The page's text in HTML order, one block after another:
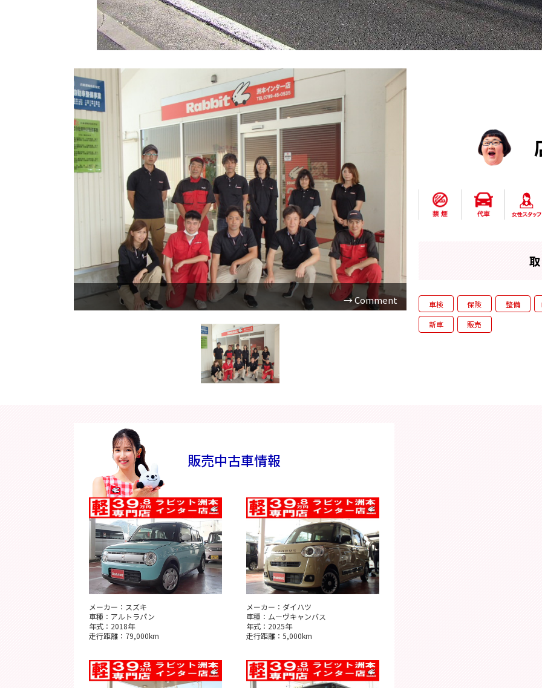
車検 保険 整備
新車
販売
販売中古車情報
メーカー：スズキ
車種：アルトラパン
年式：2018年
走行距離：79,000km
メーカー：ダイハツ
車種：ムーヴキャンバス
年式：2025年
走行距離：5,000km